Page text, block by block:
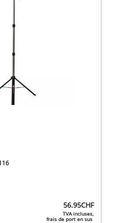
56.95CHF
TVA incluses,
frais de port en sus